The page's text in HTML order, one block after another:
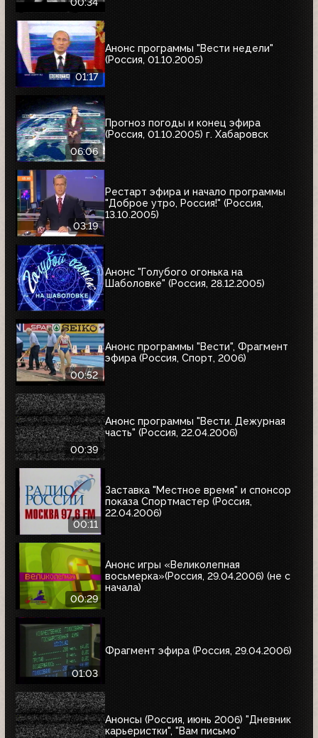
00:34
01:17
Анонс программы "Вести недели"
(Россия, 01.10.2005)
06:06
Прогноз погоды и конец эфира
(Россия, 01.10.2005) г. Хабаровск
03:19
Рестарт эфира и начало программы
"Доброе утро, Россия!" (Россия,
13.10.2005)
Анонс "Голубого огонька на
Шаболовке" (Россия, 28.12.2005)
00:52
Анонс программы "Вести", Фрагмент
эфира (Россия, Спорт, 2006)
00:39
Анонс программы "Вести. Дежурная
часть" (Россия, 22.04.2006)
00:11
Заставка "Местное время" и спонсор
показа Спортмастер (Россия,
22.04.2006)
00:29
Анонс игры «Великолепная
восьмерка»(Россия, 29.04.2006) (не с
начала)
01:03
Фрагмент эфира (Россия, 29.04.2006)
Анонсы (Россия, июнь 2006) "Дневник
карьеристки", "Вам письмо"